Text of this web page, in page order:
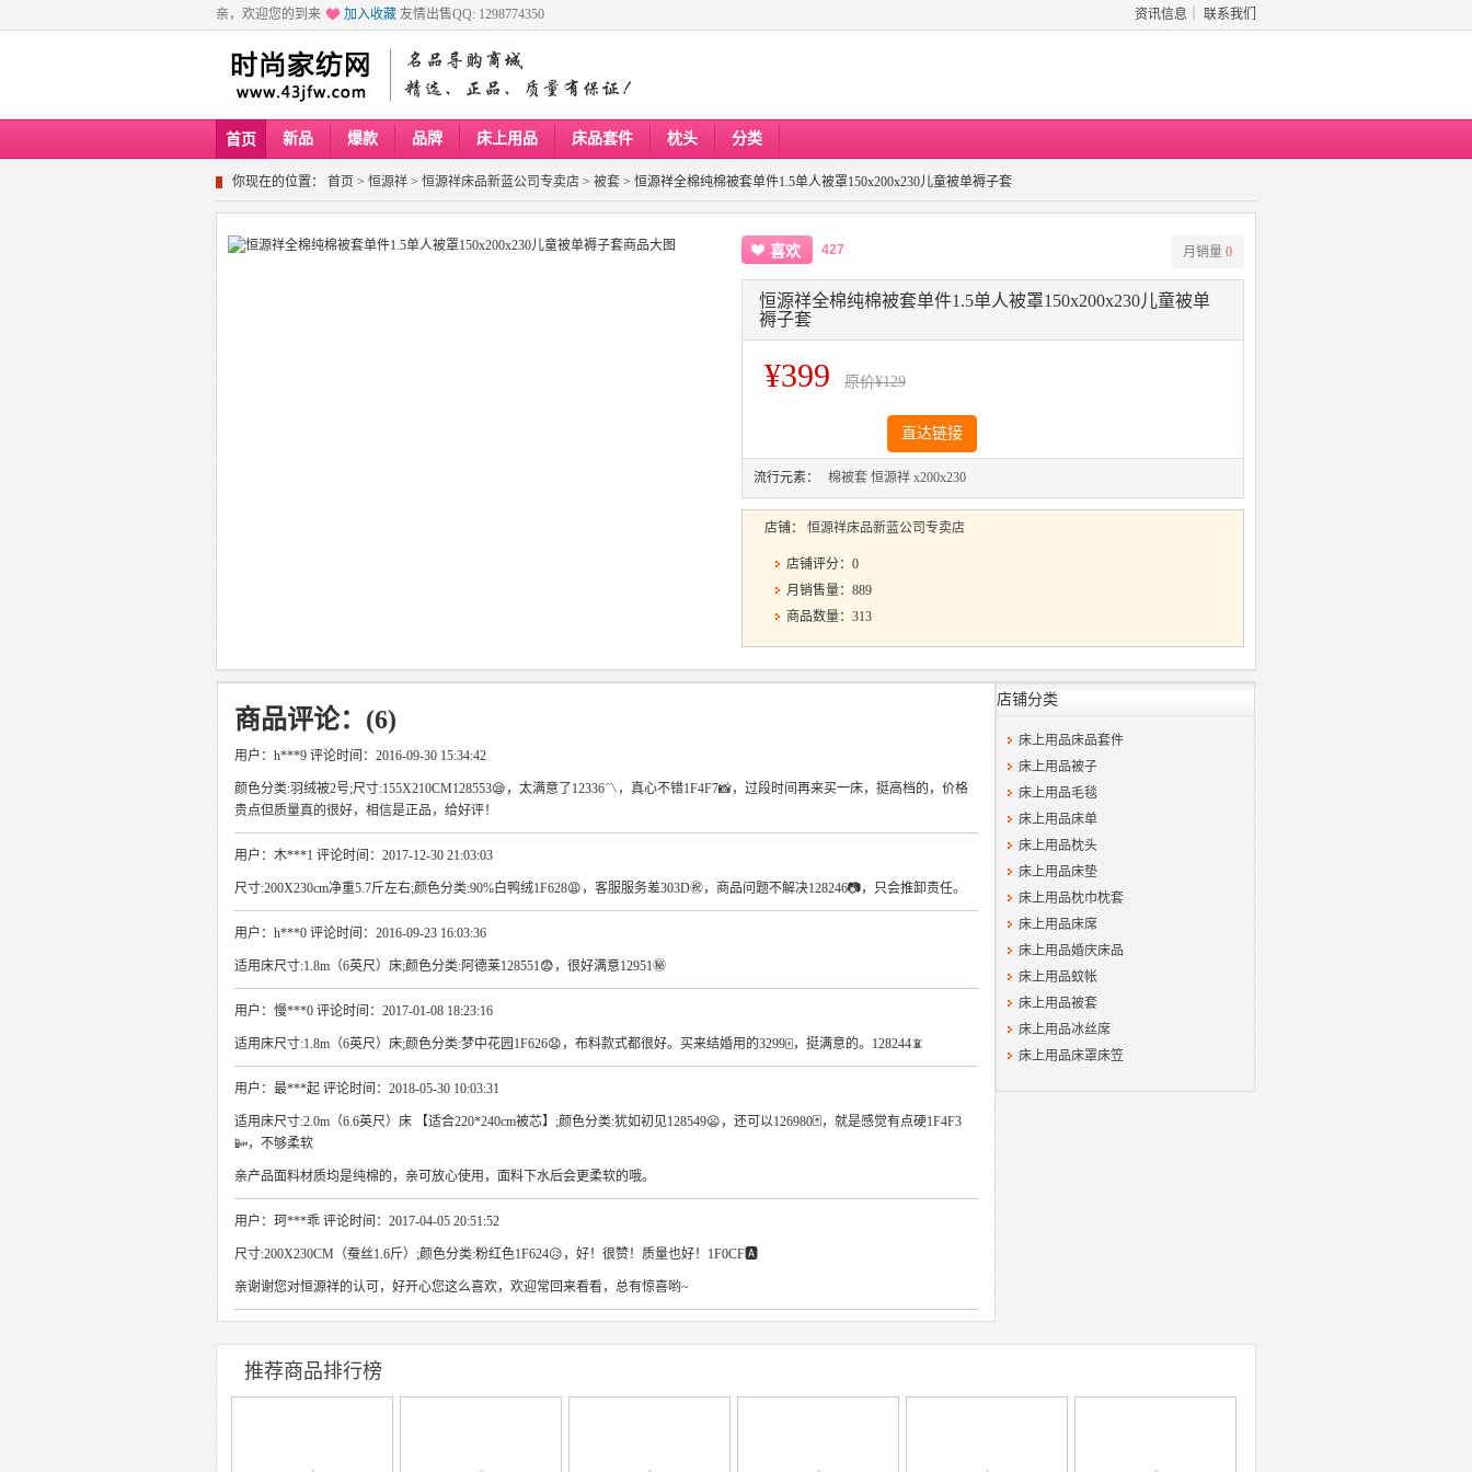
亲，欢迎您的到来 加入收藏 友情出售QQ: 1298774350 资讯信息 联系我们
首页 新品 爆款 品牌 床上用品 床品套件 枕头 分类
你现在的位置： 首页 > 恒源祥 > 恒源祥床品新蓝公司专卖店 > 被套 > 恒源祥全棉纯棉被套单件1.5单人被罩150x200x230儿童被单褥子套
喜欢 427 月销量 0
恒源祥全棉纯棉被套单件1.5单人被罩150x200x230儿童被单
褥子套
¥399 原价¥129
直达链接
流行元素： 棉被套 恒源祥 x200x230
店铺： 恒源祥床品新蓝公司专卖店
店铺评分：0
月销售量：889
商品数量：313
商品评论：(6)
用户：h***9 评论时间：2016-09-30 15:34:42
颜色分类:羽绒被2号;尺寸:155X210CM128553😪，太满意了12336〽，真心不错1F4F7📸，过段时间再来买一床，挺高档的，价格
贵点但质量真的很好，相信是正品，给好评！
用户：木***1 评论时间：2017-12-30 21:03:03
尺寸:200X230cm净重5.7斤左右;颜色分类:90%白鸭绒1F628😩，客服服务差303D㊗，商品问题不解决128246📷，只会推卸责任。
用户：h***0 评论时间：2016-09-23 16:03:36
适用床尺寸:1.8m（6英尺）床;颜色分类:阿德莱128551😨，很好满意12951㊙
用户：慢***0 评论时间：2017-01-08 18:23:16
适用床尺寸:1.8m（6英尺）床;颜色分类:梦中花园1F626😧，布料款式都很好。买来结婚用的3299🀄，挺满意的。128244📵
用户：最***起 评论时间：2018-05-30 10:03:31
适用床尺寸:2.0m（6.6英尺）床 【适合220*240cm被芯】;颜色分类:犹如初见128549😦，还可以126980🃏，就是感觉有点硬1F4F3
📴，不够柔软
亲产品面料材质均是纯棉的，亲可放心使用，面料下水后会更柔软的哦。
用户：珂***乖 评论时间：2017-04-05 20:51:52
尺寸:200X230CM（蚕丝1.6斤）;颜色分类:粉红色1F624😥，好！很赞！质量也好！1F0CF🅰
亲谢谢您对恒源祥的认可，好开心您这么喜欢，欢迎常回来看看，总有惊喜哟~
店铺分类
床上用品床品套件
床上用品被子
床上用品毛毯
床上用品床单
床上用品枕头
床上用品床垫
床上用品枕巾枕套
床上用品床席
床上用品婚庆床品
床上用品蚊帐
床上用品被套
床上用品冰丝席
床上用品床罩床笠
推荐商品排行榜